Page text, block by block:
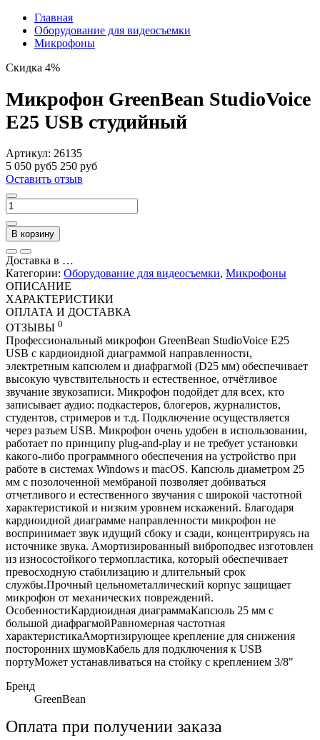
Главная
Оборудование для видеосъемки
Микрофоны
Скидка 4%
Микрофон GreenBean StudioVoice
E25 USB студийный
Артикул: 26135
5 050 руб5 250 руб
Оставить отзыв
В корзину
Доставка в …
Категории: Оборудование для видеосъемки, Микрофоны
ОПИСАНИЕ
ХАРАКТЕРИСТИКИ
ОПЛАТА И ДОСТАВКА
ОТЗЫВЫ 0
Профессиональный микрофон GreenBean StudioVoice E25
USB с кардиоидной диаграммой направленности,
электретным капсюлем и диафрагмой (D25 мм) обеспечивает
высокую чувствительность и естественное, отчётливое
звучание звукозаписи. Микрофон подойдет для всех, кто
записывает аудио: подкастеров, блогеров, журналистов,
студентов, стримеров и т.д. Подключение осуществляется
через разъем USB. Микрофон очень удобен в использовании,
работает по принципу plug-and-play и не требует установки
какого-либо программного обеспечения на устройство при
работе в системах Windows и macOS. Капсюль диаметром 25
мм с позолоченной мембраной позволяет добиваться
отчетливого и естественного звучания с широкой частотной
характеристикой и низким уровнем искажений. Благодаря
кардиоидной диаграмме направленности микрофон не
воспринимает звук идущий сбоку и сзади, концентрируясь на
источнике звука. Амортизированный виброподвес изготовлен
из износостойкого термопластика, который обеспечивает
превосходную стабилизацию и длительный срок
службы.Прочный цельнометаллический корпус защищает
микрофон от механических повреждений.
ОсобенностиКардиоидная диаграммаКапсюль 25 мм с
большой диафрагмойРавномерная частотная
характеристикаАмортизирующее крепление для снижения
посторонних шумовКабель для подключения к USB
портуМожет устанавливаться на стойку с креплением 3/8"
Бренд
GreenBean
Оплата при получении заказа